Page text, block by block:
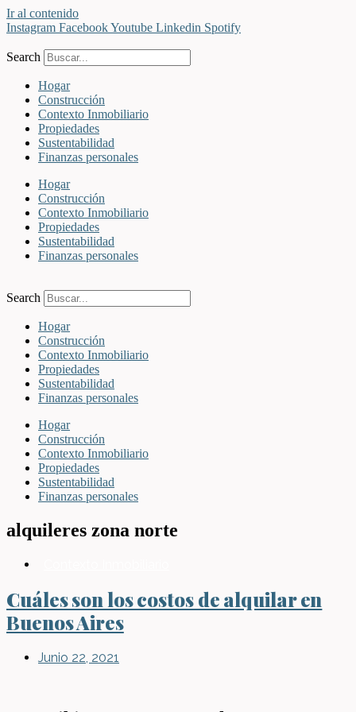
Ir al contenido
Instagram FacebookYoutube Linkedin Spotify
Search
Hogar
Construcción
Contexto Inmobiliario
Propiedades
Sustentabilidad
Finanzas personales
Hogar
Construcción
Contexto Inmobiliario
Propiedades
Sustentabilidad
Finanzas personales
Search
Hogar
Construcción
Contexto Inmobiliario
Propiedades
Sustentabilidad
Finanzas personales
Hogar
Construcción
Contexto Inmobiliario
Propiedades
Sustentabilidad
Finanzas personales
alquileres zona norte
Cuáles son los costos de alquilar en
Buenos Aires
Junio 22, 2021